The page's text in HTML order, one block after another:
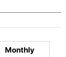
Monthly